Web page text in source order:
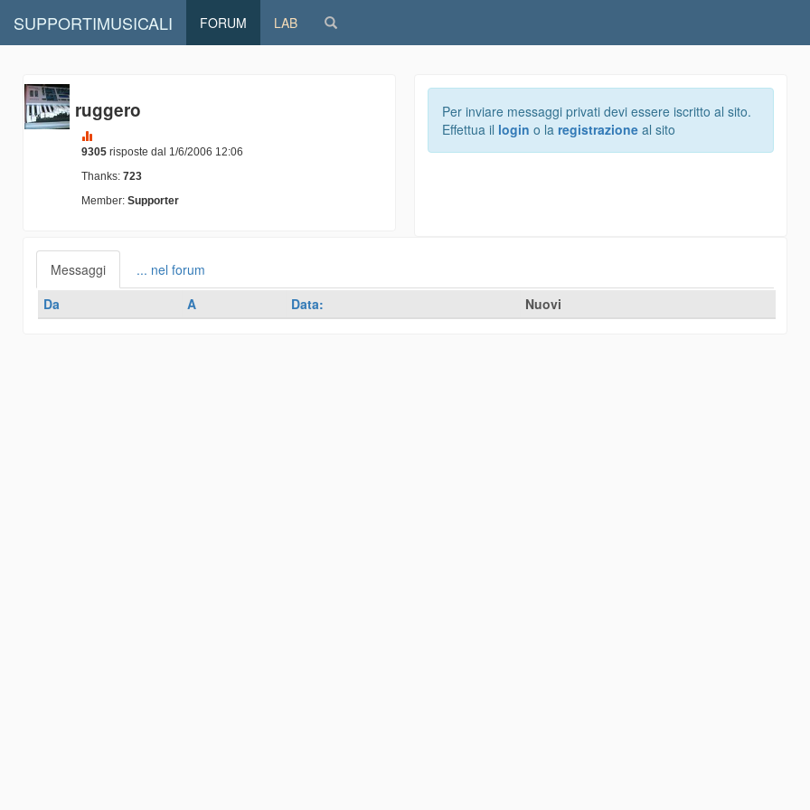
SUPPORTIMUSICALI FORUM LAB
ruggero
9305 risposte dal 1/6/2006 12:06
Thanks: 723
Member: Supporter
Per inviare messaggi privati devi essere iscritto al sito.
Effettua il login o la registrazione al sito
Messaggi
... nel forum
Da
A Data: Nuovi